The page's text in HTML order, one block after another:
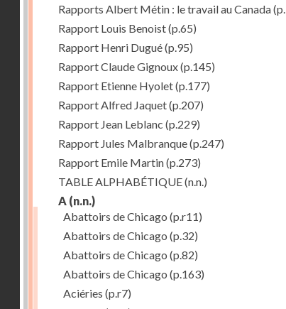
Rapports Albert Métin : le travail au Canada
Rapport Louis Benoist(p.65)
Rapport Henri Dugué(p.95)
Rapport Claude Gignoux(p.145)
Rapport Etienne Hyolet(p.177)
Rapport Alfred Jaquet(p.207)
Rapport Jean Leblanc (p.229)
Rapport Jules Malbranque(p.247)
Rapport Emile Martin(p.273)
TABLE ALPHABÉTIQUE(n.n.)
A (n.n.)
Abattoirs de Chicago (p.r11)
Abattoirs de Chicago (p.32)
Abattoirs de Chicago (p.82)
Abattoirs de Chicago (p.163)
Aciéries (p.r7)